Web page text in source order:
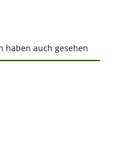
haben auch gesehen